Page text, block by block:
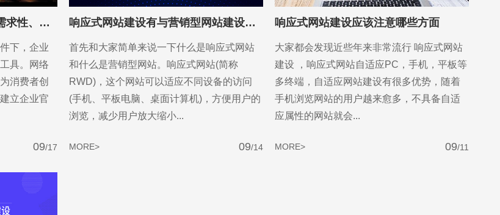
响应式网站建设设计是更具需求性、便捷性、优化性
下，企业
具。网络
消费者创
立企业官
09/17
响应式网站建设有与营销型网站建设的区别是什么？
首先和大家简单来说一下什么是响应式网站
和什么是营销型网站。响应式网站(简称
RWD)，这个网站可以适应不同设备的访问
(手机、平板电脑、桌面计算机)，方便用户的
浏览，减少用户放大缩小...
MORE> 09/14
响应式网站建设应该注意哪些方面
大家都会发现近些年来非常流行 响应式网站
建设 ，响应式网站自适应PC，手机，平板等
多终端，自适应网站建设有很多优势，随着
手机浏览网站的用户越来愈多，不具备自适
应属性的网站就会...
MORE> 09/11